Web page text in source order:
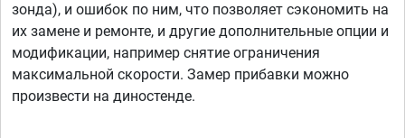
зонда), и ошибок по ним, что позволяет сэкономить на
их замене и ремонте, и другие дополнительные опции и
модификации, например снятие ограничения
максимальной скорости. Замер прибавки можно
произвести на диностенде.